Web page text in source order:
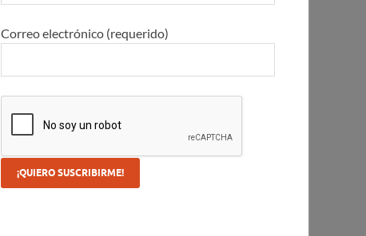
Correo electrónico (requerido)